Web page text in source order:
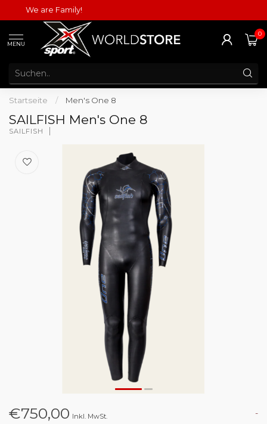
We are Family!
MENU
0
Startseite / Men's One 8
SAILFISH Men's One 8
SAILFISH
€750,00 Inkl. MwSt. -